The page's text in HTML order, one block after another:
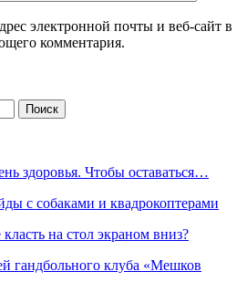
электронной почты и веб-сайт в
комментария.
здоровья. Чтобы оставаться…
с собаками и квадрокоптерами
на стол экраном вниз?
гандбольного клуба «Мешков